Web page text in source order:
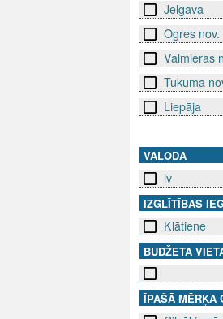
Jelgava
Ogres nov.
Valmieras
Tukuma
Liepāja
VALODA
lv
IZGLĪTĪBAS
Klātiene
BUDŽETA
ĪPAŠĀ MĒRĶA